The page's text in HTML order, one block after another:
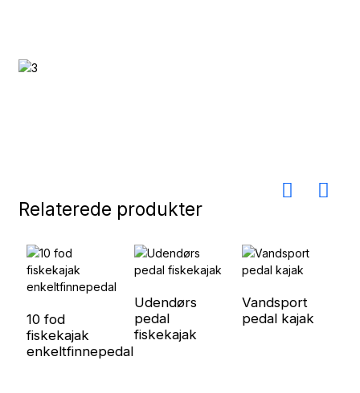
Relaterede produkter
10 fod
fiskekajak
enkeltfinnepedal
Udendørs
pedal
fiskekajak
Vandsport
pedal kajak